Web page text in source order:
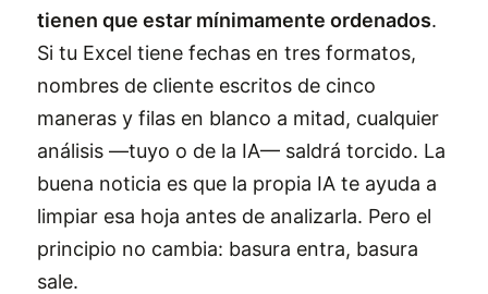
tienen que estar mínimamente ordenados.
Si tu Excel tiene fechas en tres formatos,
nombres de cliente escritos de cinco
maneras y filas en blanco a mitad, cualquier
análisis —tuyo o de la IA— saldrá torcido. La
buena noticia es que la propia IA te ayuda a
limpiar esa hoja antes de analizarla. Pero el
principio no cambia: basura entra, basura
sale.